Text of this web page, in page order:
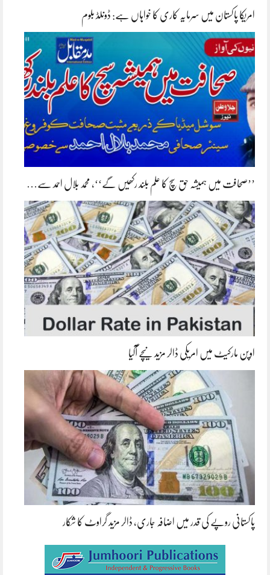
امریکا پاکستان میں سرمایہ کاری کا خواہاں ہے: ڈونلڈ بلوم
’’صحافت میں ہمیشہ حق سچ کا علم بلند رکھیں گے‘‘، محمد بلال احمد سے…
اوپن مارکیٹ میں امریکی ڈالر مزید نیچے آگیا
پاکستانی روپے کی قدر میں اضافہ جاری، ڈالر مزید گراوٹ کا شکار